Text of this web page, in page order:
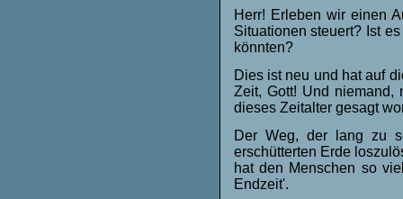
Herr! Erleben wir einen
Situationen steuert? Ist
könnten?
Dies ist neu und hat auf
Zeit, Gott! Und niemand,
dieses Zeitalter gesagt
Der Weg, der lang zu
erschütterten Erde
hat den Menschen so
Endzeit'.